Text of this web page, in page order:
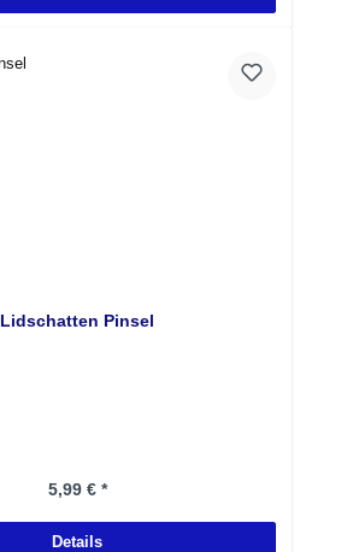
Lidschatten Pinsel
Regulärer Preis:
5,99 € *
Details